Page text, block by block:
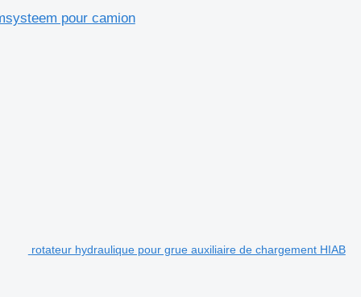
pour camion
rotateur hydraulique pour grue auxiliaire de chargement HIAB